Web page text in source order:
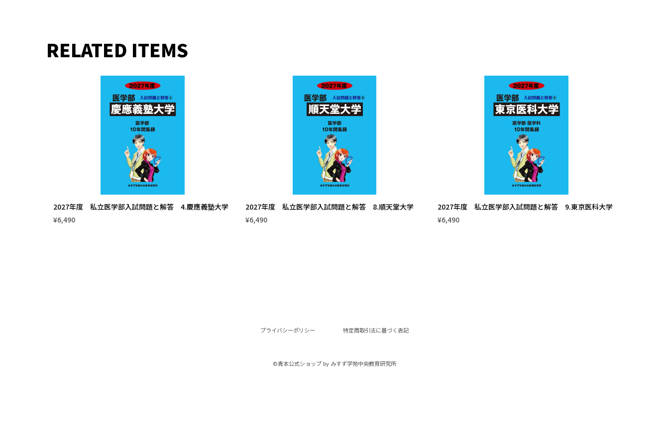
RELATED ITEMS
2027年度 私立医学部入試問題と解答 4.慶應義塾大学
¥6,490
2027年度 私立医学部入試問題と解答 8.順天堂大学
¥6,490
2027年度 私立医学部入試問題と解答 9.東京医科大学
¥6,490
プライバシーポリシー 特定商取引法に基づく表記
©︎青本公式ショップ by みすず学苑中央教育研究所